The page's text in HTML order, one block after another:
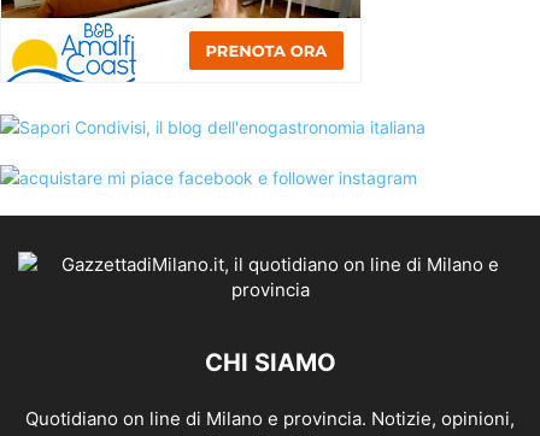
CHI SIAMO
Quotidiano on line di Milano e provincia. Notizie, opinioni,